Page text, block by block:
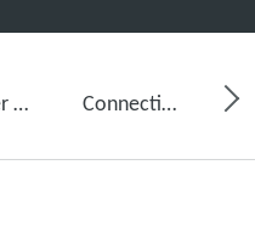
Acheter de l’huile pour pompe à vide, des pièces de rechange et des kits Connectivité, surveillance et détection